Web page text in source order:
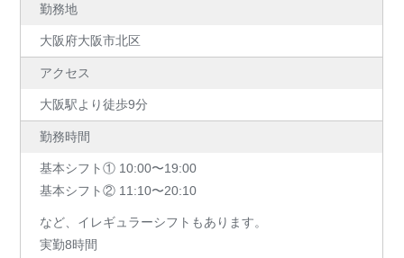
勤務地
大阪府大阪市北区
アクセス
大阪駅より徒歩9分
勤務時間
基本シフト① 10:00〜19:00
基本シフト② 11:10〜20:10
など、イレギュラーシフトもあります。
実勤8時間